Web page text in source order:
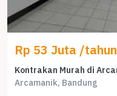
Rp 53 Juta /tahun
Arcamanik, Bandung